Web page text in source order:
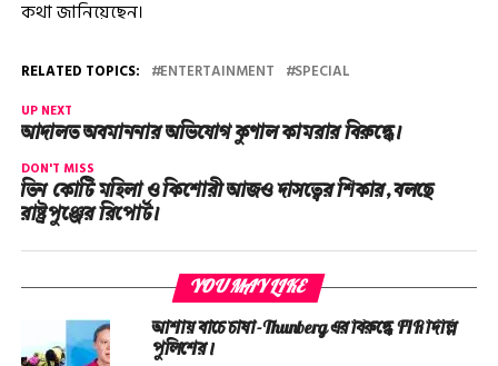
কথা জানিয়েছেন।
RELATED TOPICS: ENTERTAINMENT SPECIAL
UP NEXT
আদালত অবমাননার অভিযোগ কুণাল কামরার বিরুদ্ধে।
DON'T MISS
তিন কোটি মহিলা ও কিশোরী আজও দাসত্বের শিকার, বলছে
রাষ্ট্রপুঞ্জের রিপোর্ট।
YOU MAY LIKE
আশায় বাঁচে চাষা-Thunberg এর বিরুদ্ধে FIR দিল্লি
পুলিশের।